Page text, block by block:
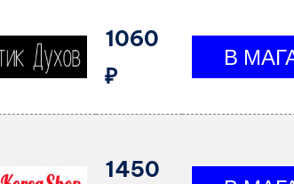
1060
₽
1450